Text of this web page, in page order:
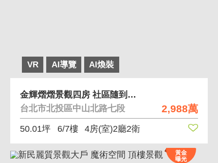
VR AI導覽 AI煥裝
2,988萬
金輝熠熠景觀四房 社區隨到隨停車位、全天候管理
台北市北投區中山北路七段
50.01坪 6/7樓 4房(室)2廳2衛
黃金
曝光